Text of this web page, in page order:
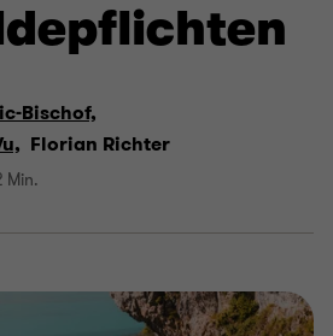
Bischof,
Florian Richter
Min.